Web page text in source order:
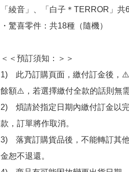
「綾音」、「白子＊TERROR」共
・驚喜零件：共18種（隨機）
＜＜預訂須知：＞＞
1)　此乃訂購頁面，繳付訂金後，
餘額⚠️，若選擇繳付全款的話則無需
2)　煩請於指定日期內繳付訂金以
款，訂單將作取消。
3)　落實訂購貨品後，不能轉訂其
金恕不退還。